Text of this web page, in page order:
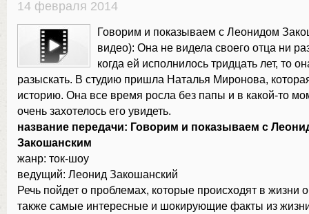
14 февраля 2014
Говорим и показываем с Леонидом
видео): Она не видела своего отца ни
когда ей исполнилось тридцать лет, то
разыскать. В студию пришла Наталья Миронова,
историю. Она все время росла без папы и в какой-то
очень захотелось его увидеть.
название передачи: Говорим и показываем с
Закошанским
жанр: ток-шоу
ведущий: Леонид Закошанский
Речь пойдет о проблемах, которые происходят в жизни
также самые интересные и шокирующие факты из